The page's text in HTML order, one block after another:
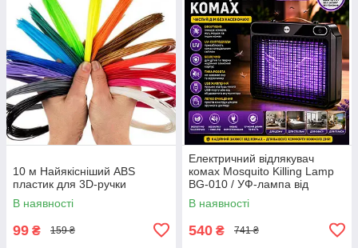
10 м Найякісніший ABS
пластик для 3D-ручки
В наявності
99 ₴ 159 ₴
Електричний відлякувач
комах Mosquito Killing Lamp
BG-010 / УФ-лампа від
комарів 360° USB / Настінний
знищувач комах
В наявності
540 ₴ 741 ₴